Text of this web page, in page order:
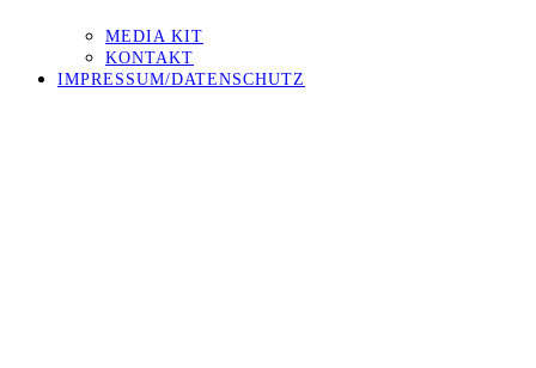
MEDIA KIT
KONTAKT
IMPRESSUM/DATENSCHUTZ